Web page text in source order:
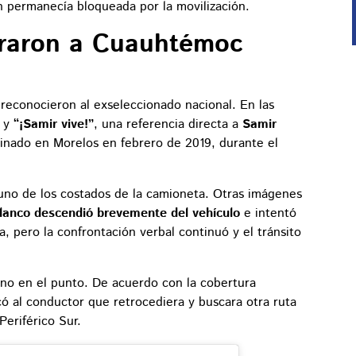
bloqueada por la movilización.
a Cuauhtémoc
al exseleccionado nacional. En las
y “¡Samir vive!”, una referencia directa a Samir
en Morelos en febrero de 2019, durante el
de los costados de la camioneta. Otras imágenes
descendió brevemente del vehículo e intentó
pero la confrontación verbal continuó y el tránsito
en el punto. De acuerdo con la cobertura
al conductor que retrocediera y buscara otra ruta
Sur.